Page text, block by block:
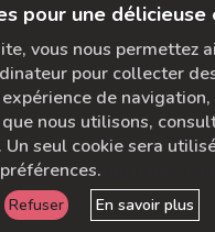
yoga.com |
pour une délicieuse
vous nous
pour collecter
de
nous utilisons,
seul cookie sera
préférences.
Refuser En savoir plus